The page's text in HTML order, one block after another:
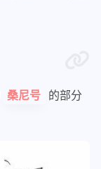
桑尼号
的部分